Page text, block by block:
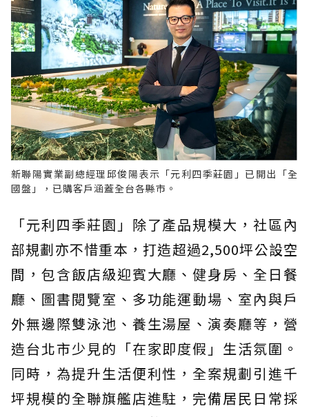
新聯陽實業副總經理邱俊陽表示「元利四季莊園」已開出「全
國盤」，已購客戶涵蓋全台各縣市。
「元利四季莊園」除了產品規模大，社區內
部規劃亦不惜重本，打造超過2,500坪公設空
間，包含飯店級迎賓大廳、健身房、全日餐
廳、圖書閱覽室、多功能運動場、室內與戶
外無邊際雙泳池、養生湯屋、演奏廳等，營
造台北市少見的「在家即度假」生活氛圍。
同時，為提升生活便利性，全案規劃引進千
坪規模的全聯旗艦店進駐，完備居民日常採